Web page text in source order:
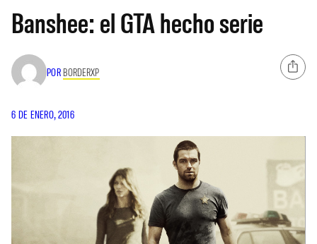
Banshee: el GTA hecho serie
POR BORDERXP
6 DE ENERO, 2016